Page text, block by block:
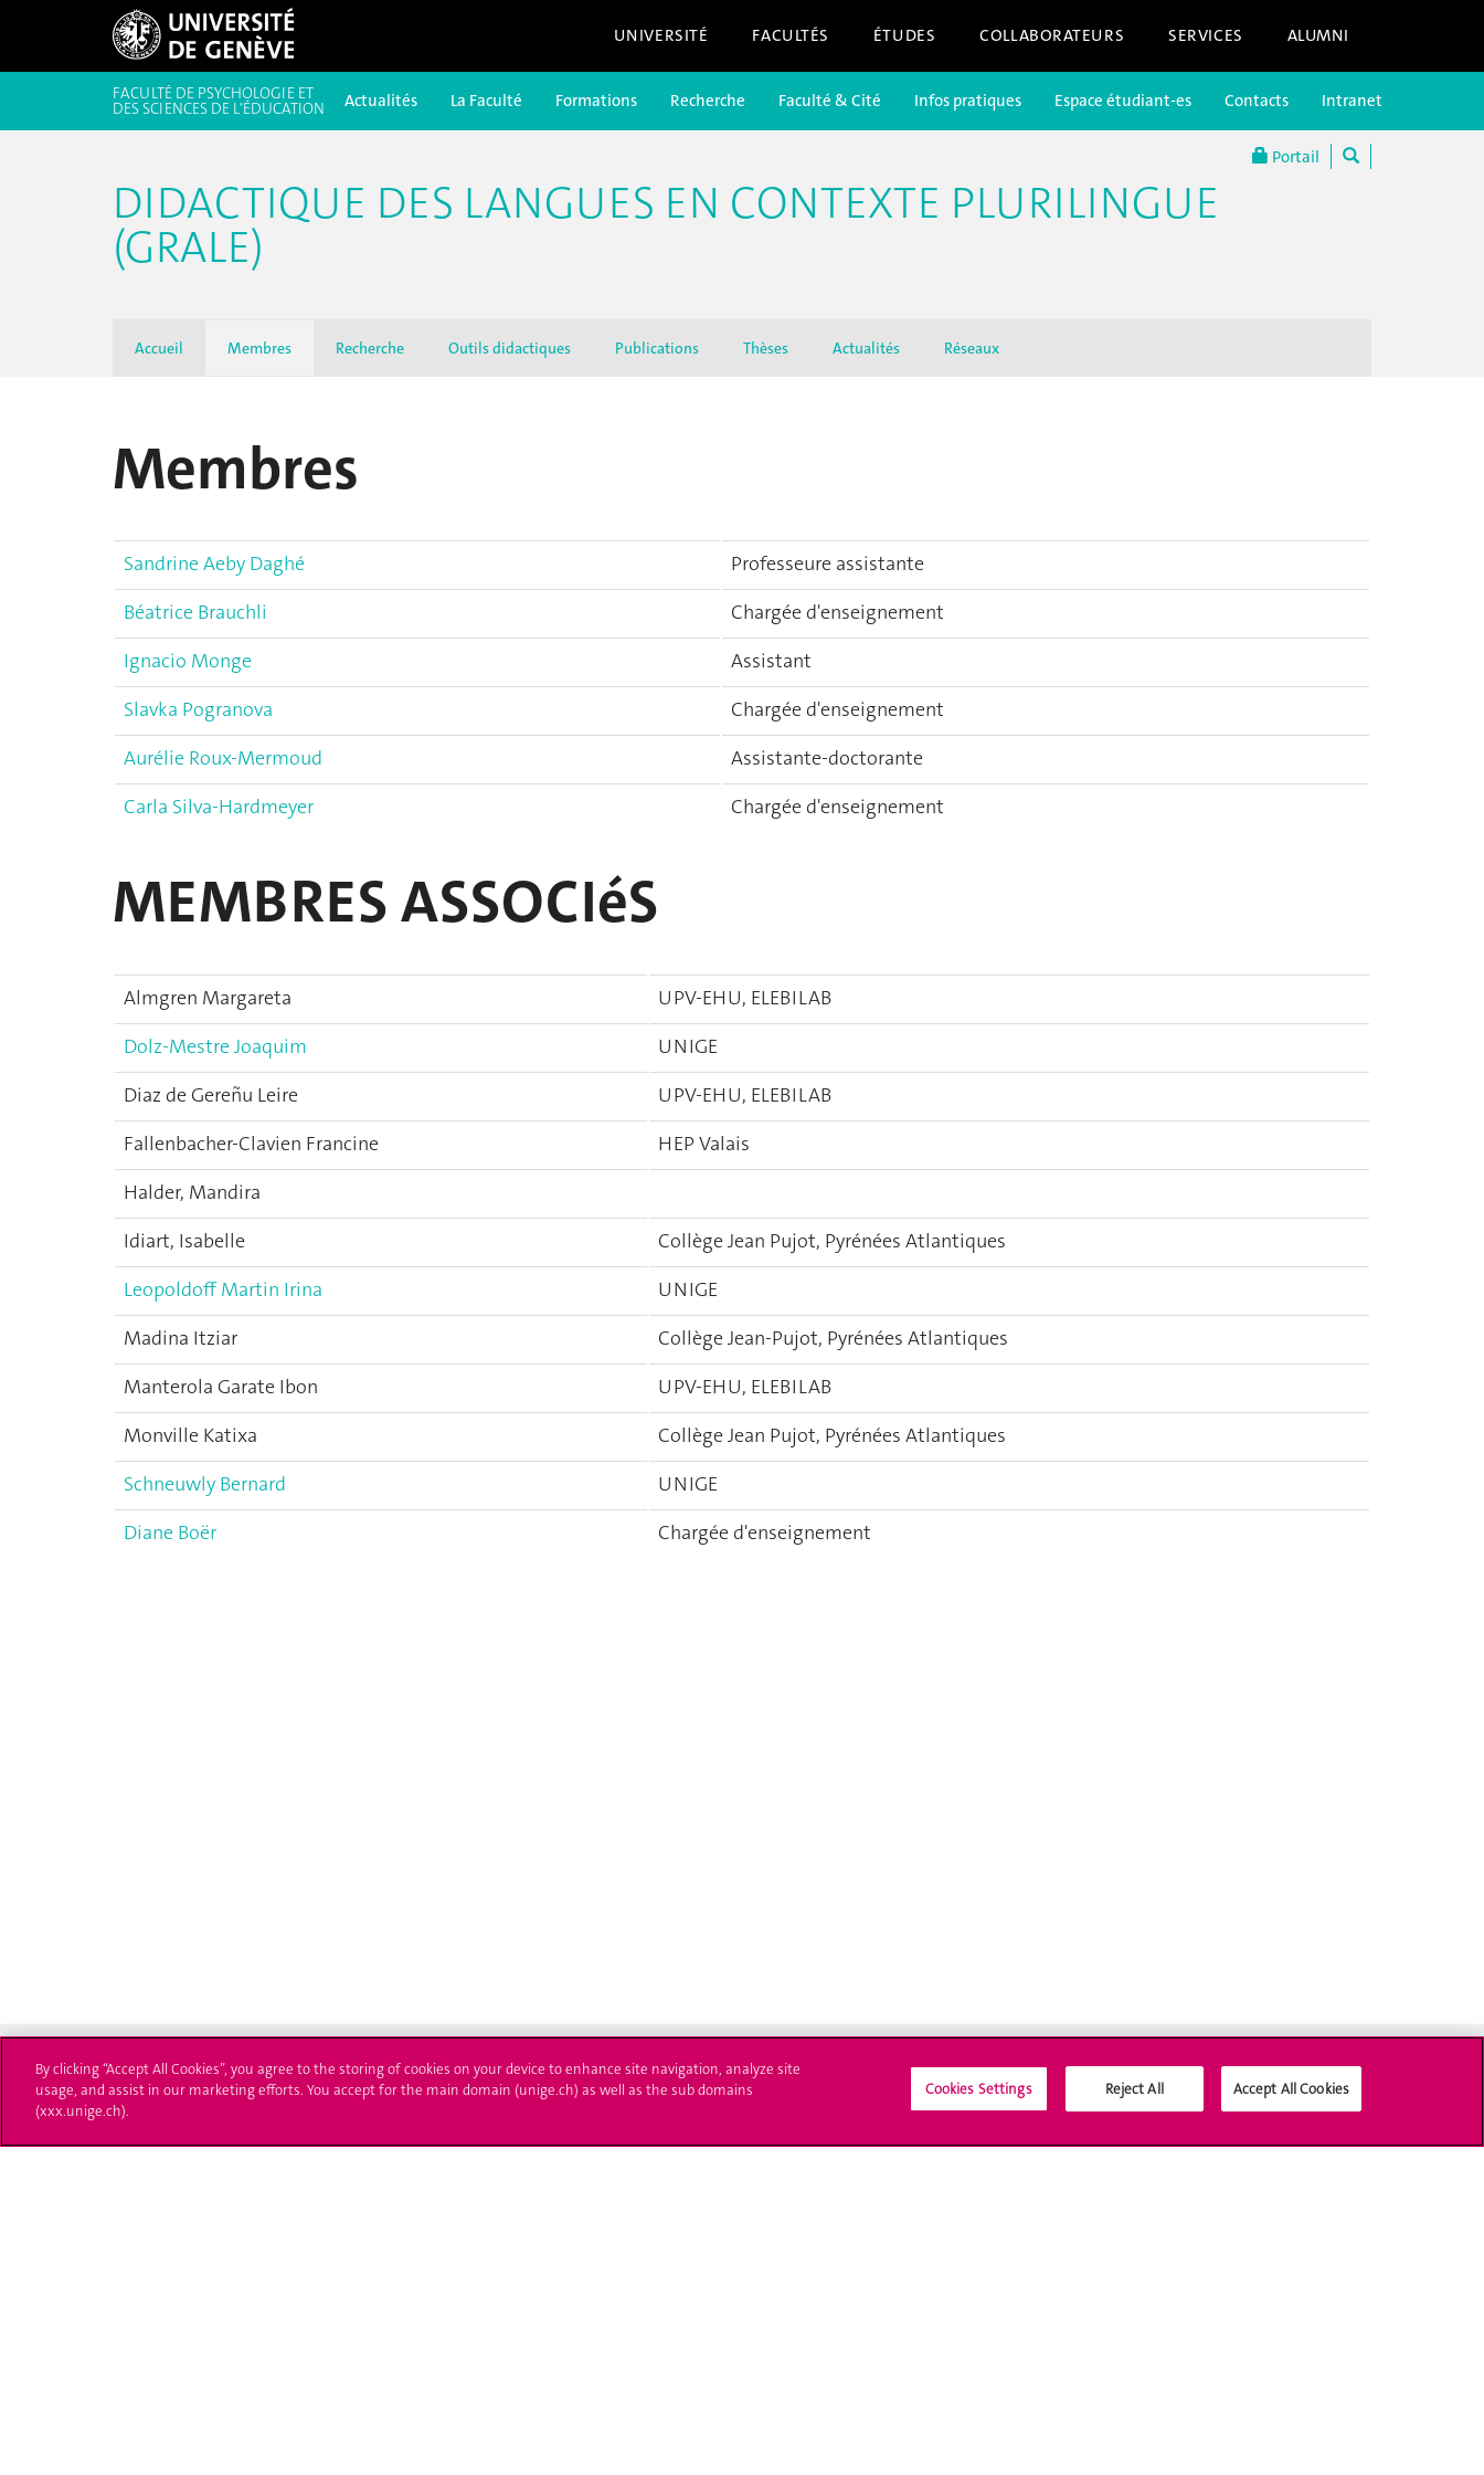
UNIVERSITÉ FACULTÉS ÉTUDES COLLABORATEURS SERVICES ALUMNI
Portail
FACULTÉ DE PSYCHOLOGIE ET
DES SCIENCES DE L'ÉDUCATION Actualités La Faculté Formations Recherche Faculté & Cité Infos pratiques Espace étudiant-es Contacts Intranet
DIDACTIQUE DES LANGUES EN CONTEXTE PLURILINGUE
(GRALE)
Accueil Membres Recherche Outils didactiques Publications Thèses Actualités Réseaux
Membres
Sandrine Aeby Daghé
Professeure assistante
Béatrice Brauchli
Chargée d'enseignement
Ignacio Monge
Assistant
Slavka Pogranova
Chargée d'enseignement
Aurélie Roux-Mermoud
Assistante-doctorante
Carla Silva-Hardmeyer
Chargée d'enseignement
MEMBRES ASSOCIéS
Almgren Margareta
UPV-EHU, ELEBILAB
Dolz-Mestre Joaquim
UNIGE
Diaz de Gereñu Leire
UPV-EHU, ELEBILAB
Fallenbacher-Clavien Francine
HEP Valais
Halder, Mandira
Idiart, Isabelle
Collège Jean Pujot, Pyrénées Atlantiques
Leopoldoff Martin Irina
UNIGE
Madina Itziar
Collège Jean-Pujot, Pyrénées Atlantiques
Manterola Garate Ibon
UPV-EHU, ELEBILAB
Monville Katixa
Collège Jean Pujot, Pyrénées Atlantiques
Schneuwly Bernard
UNIGE
Diane Boër
Chargée d'enseignement
Université de Genève S'inscrire à l'UNIGE L'UNIGE vous informe Médias sociaux UNIGE
By clicking “Accept All Cookies”, you agree to the storing of cookies on your device to enhance site navigation, analyze site
usage, and assist in our marketing efforts. You accept for the main domain (unige.ch) as well as the sub domains
(xxx.unige.ch).
Cookies Settings Reject All Accept All Cookies